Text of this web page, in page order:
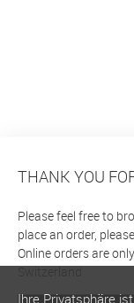
THANK YOU
Please feel free to
place an order,
Online orders are
Switzerland
Ihre Privatsphäre